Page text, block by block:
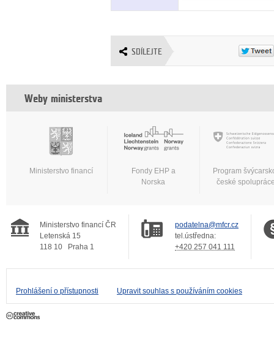
SDÍLEJTE
Weby ministerstva
Ministerstvo financí
Fondy EHP a
Norska
Program
české
Ministerstvo financí ČR
Letenská 15
118 10
Praha 1
podatelna@mfcr.cz
tel.ústředna:
+420 257 041 111
Prohlášení o přístupnosti Upravit souhlas s používáním cookies